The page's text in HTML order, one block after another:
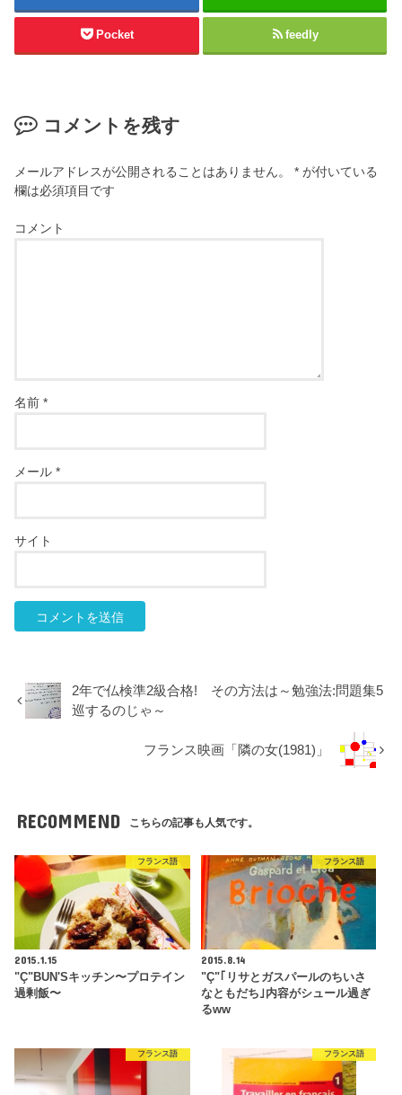
Pocket feedly
コメントを残す
メールアドレスが公開されることはありません。 * が付いている
欄は必須項目です
コメント
名前*
メール*
サイト
2年で仏検準2級合格! その方法は～勉強法:問題集5
巡するのじゃ～
フランス映画「隣の女(1981)」
RECOMMEND こちらの記事も人気です。
フランス語
2015.1.15
"Ç"BUN'Sキッチン〜プロテイン
過剰飯〜
フランス語
2015.8.14
"Ç"｢リサとガスパールのちいさ
なともだち｣内容がシュール過ぎ
るww
フランス語 フランス語